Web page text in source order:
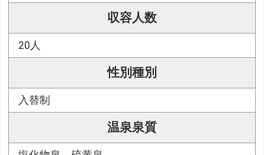
収容人数
20人
性別種別
入替制
温泉泉質